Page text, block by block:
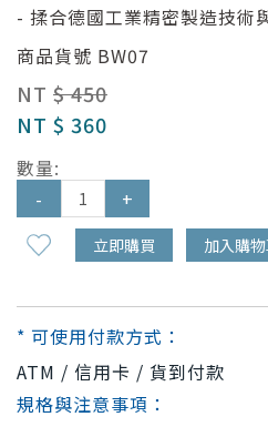
- 揉合德國工業精密製造技術
商品貨號 BW07
NT $ 450
NT $ 360
數量:
-
+
立即購買 加入購
* 可使用付款方式：
ATM / 信用卡 / 貨到付款
規格與注意事項：